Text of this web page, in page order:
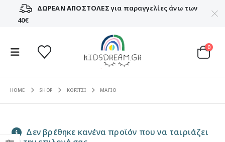
ΔΩΡΕΑΝ ΑΠΟΣΤΟΛΕΣγια παραγγελίες άνω των
40€
0
HOME SHOP ΚΟΡΙΤΣΙ ΜΑΓΙΟ
Δεν βρέθηκε κανένα προϊόν που να ταιριάζει